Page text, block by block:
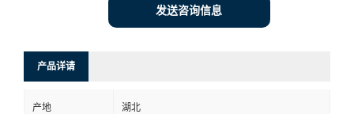
发送咨询信息
产品详请
产地 湖北